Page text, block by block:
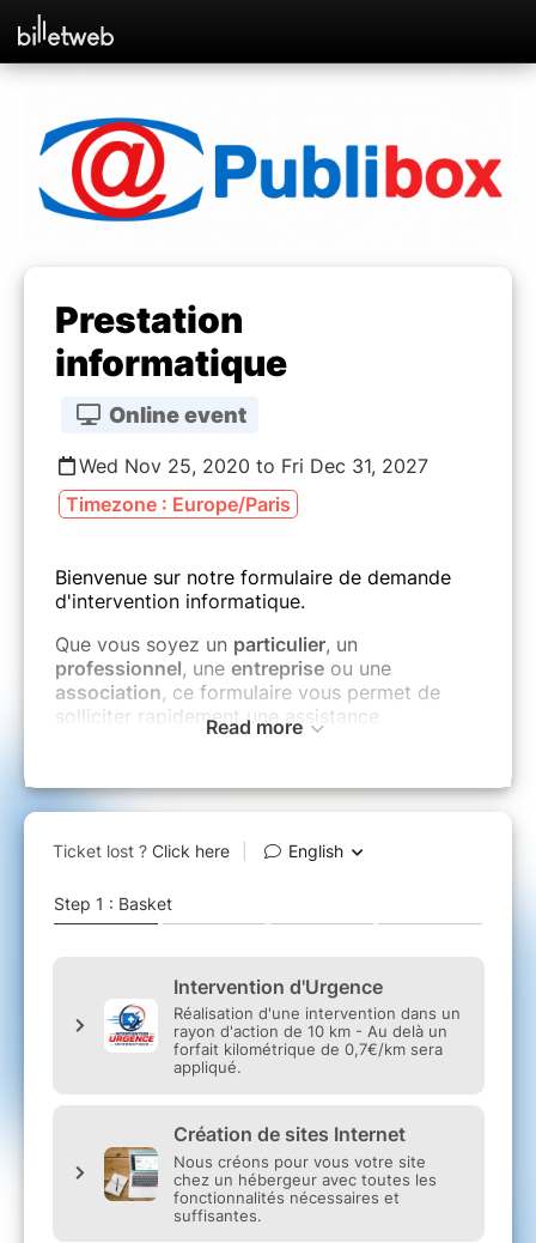
Prestation
informatique
Online event
Wed Nov 25, 2020 to Fri Dec 31, 2027
Timezone : Europe/Paris
Bienvenue sur notre formulaire de demande
d'intervention informatique.
Que vous soyez un particulier, un
professionnel, une entreprise ou une
association, ce formulaire vous permet de
solliciter rapidement une assistance
informatique en urgence.
Afin que notre technicien puisse préparer son
intervention et vous apporter une solution
l'ensemble des champs demandés avec
détaillées, plus le diagnostic pourra être
rapide et efficace.
Dépannage informatique (ordinateur
fixe ou portable).
Suppression de virus ou logiciels
malveillants.
Installation ou configuration de
matériel.
Messagerie électronique et logiciels.
Sauvegarde et récupération de
Read more